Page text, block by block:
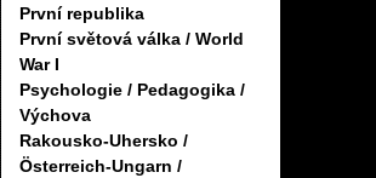
První republika
První světová válka / World
War I
Psychologie / Pedagogika /
Výchova
Rakousko-Uhersko /
Österreich-Ungarn /